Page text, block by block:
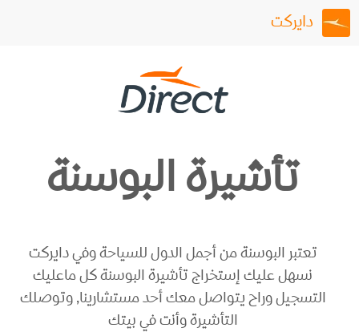
دايركت
تأشيرة البوسنة
تعتبر البوسنة من أجمل الدول للسياحة وفي دايركت
نسهل عليك إستخراج تأشيرة البوسنة كل ماعليك
التسجيل وراح يتواصل معك أحد مستشارينا, وتوصلك
التأشيرة وأنت في بيتك